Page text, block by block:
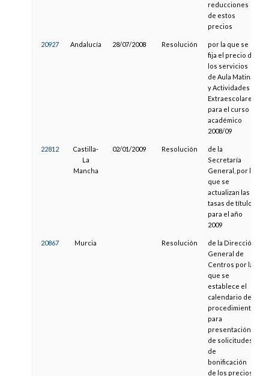
reducciones
de estos
precios
20927 Andalucía 28/07/2008 Resolución
por la que se
fija el precio de
los servicios
de Aula Matinal
y Actividades
Extraescolares
para el curso
académico
2008/09
22812
Castilla-
La
Mancha
02/01/2009 Resolución
de la
Secretaría
General, por la
que se
actualizan las
tasas de títulos
para el año
2009
20867 Murcia Resolución
de la Dirección
General de
Centros por la
que se
establece el
calendario del
procedimiento
para
presentación
de solicitudes
de
bonificación
de los precios